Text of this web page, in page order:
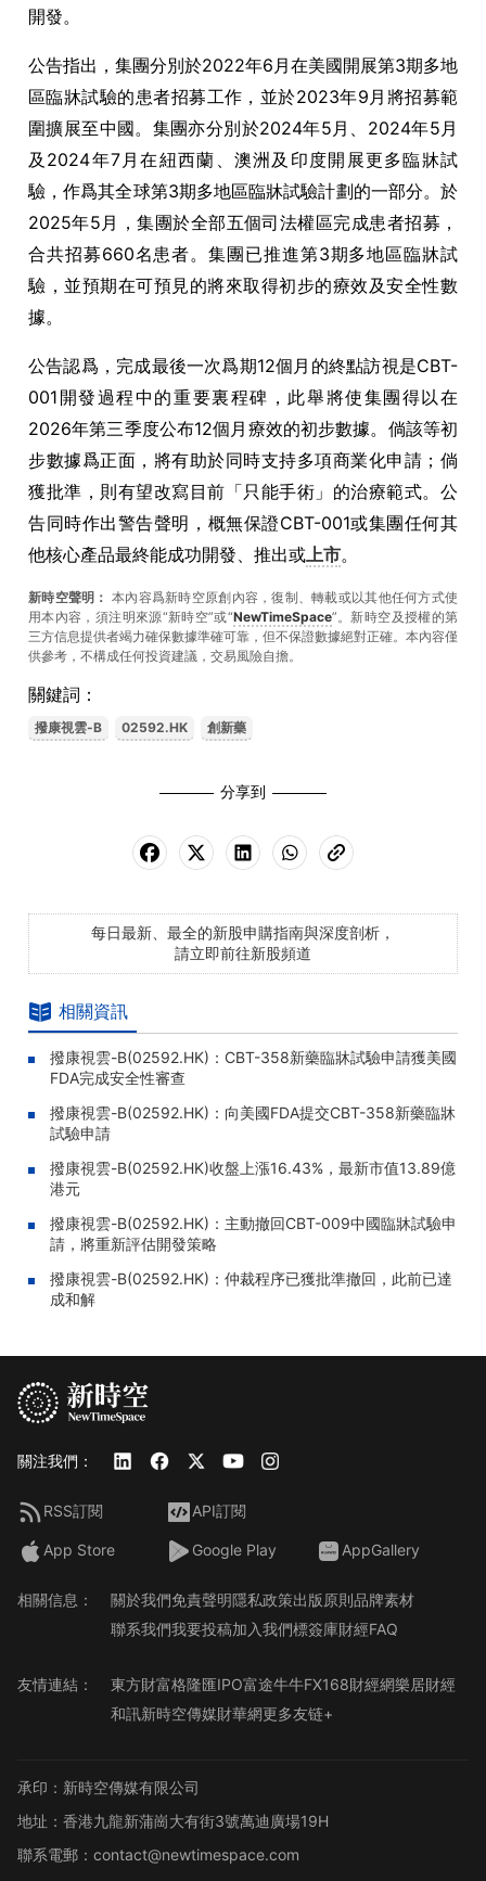
開發。
公告指出，集團分別於2022年6月在美國開展第3期多地
區臨牀試驗的患者招募工作，並於2023年9月將招募範
圍擴展至中國。集團亦分別於2024年5月、2024年5月
及2024年7月在紐西蘭、澳洲及印度開展更多臨牀試
驗，作爲其全球第3期多地區臨牀試驗計劃的一部分。於
2025年5月，集團於全部五個司法權區完成患者招募，
合共招募660名患者。集團已推進第3期多地區臨牀試
驗，並預期在可預見的將來取得初步的療效及安全性數
據。
公告認爲，完成最後一次爲期12個月的終點訪視是CBT-
001開發過程中的重要裏程碑，此舉將使集團得以在
2026年第三季度公布12個月療效的初步數據。倘該等初
步數據爲正面，將有助於同時支持多項商業化申請；倘
獲批準，則有望改寫目前「只能手術」的治療範式。公
告同時作出警告聲明，概無保證CBT-001或集團任何其
他核心產品最終能成功開發、推出或上市。
新時空聲明： 本內容爲新時空原創內容，復制、轉載或以其他任何方式使
用本內容，須注明來源“新時空”或“NewTimeSpace”。新時空及授權的第
三方信息提供者竭力確保數據準確可靠，但不保證數據絕對正確。本內容僅
供參考，不構成任何投資建議，交易風險自擔。
關鍵詞：
撥康視雲-B 02592.HK 創新藥
分享到
每日最新、最全的新股申購指南與深度剖析，
請立即前往新股頻道
相關資訊
撥康視雲-B(02592.HK)：CBT-358新藥臨牀試驗申請獲美國
FDA完成安全性審查
撥康視雲-B(02592.HK)：向美國FDA提交CBT-358新藥臨牀
試驗申請
撥康視雲-B(02592.HK)收盤上漲16.43%，最新市值13.89億
港元
撥康視雲-B(02592.HK)：主動撤回CBT-009中國臨牀試驗申
請，將重新評估開發策略
撥康視雲-B(02592.HK)：仲裁程序已獲批準撤回，此前已達
成和解
關注我們：
RSS訂閱 API訂閱
App Store Google Play AppGallery
相關信息： 關於我們免責聲明隱私政策出版原則品牌素材
聯系我們我要投稿加入我們標簽庫財經FAQ
友情連結： 東方財富格隆匯IPO富途牛牛FX168財經網樂居財經
和訊新時空傳媒財華網更多友链+
承印：新時空傳媒有限公司
地址：香港九龍新蒲崗大有街3號萬迪廣場19H
聯系電郵：contact@newtimespace.com